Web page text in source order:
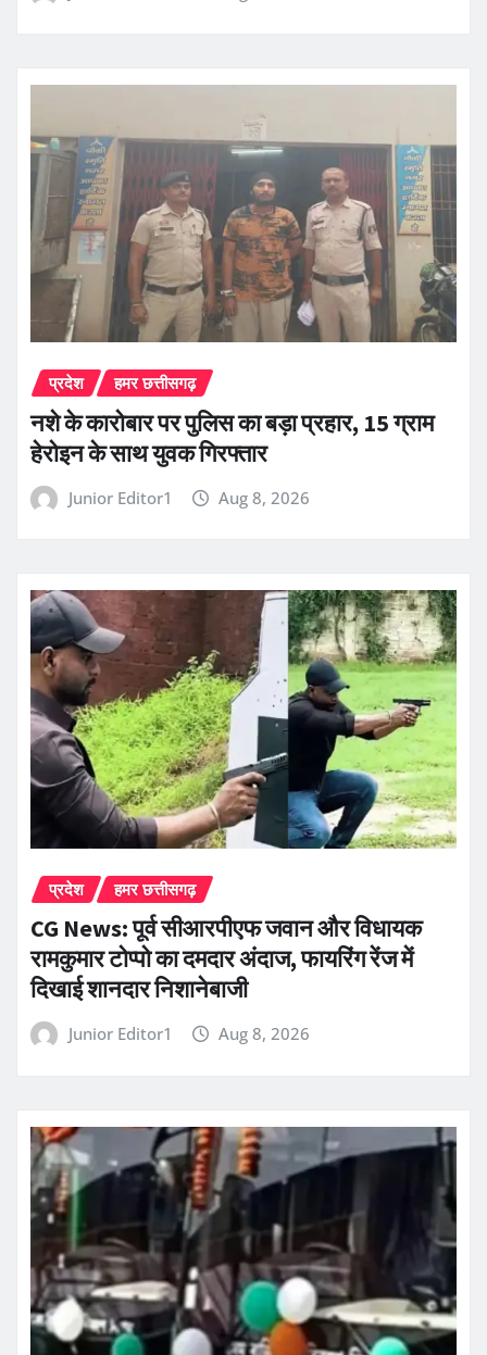
प्रदेश हमर छत्तीसगढ़
नशे के कारोबार पर पुलिस का बड़ा प्रहार, 15 ग्राम
हेरोइन के साथ युवक गिरफ्तार
Junior Editor1 Aug 8, 2026
प्रदेश हमर छत्तीसगढ़
CG News: पूर्व सीआरपीएफ जवान और विधायक
रामकुमार टोप्पो का दमदार अंदाज, फायरिंग रेंज में
दिखाई शानदार निशानेबाजी
Junior Editor1 Aug 8, 2026